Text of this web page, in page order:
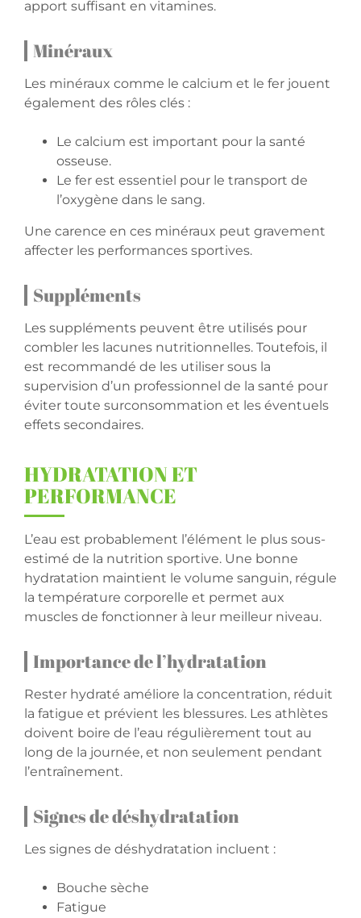
apport suffisant en vitamines.
Minéraux
Les minéraux comme le calcium et le fer jouent
également des rôles clés :
Le calcium est important pour la santé
osseuse.
Le fer est essentiel pour le transport de
l’oxygène dans le sang.
Une carence en ces minéraux peut gravement
affecter les performances sportives.
Suppléments
Les suppléments peuvent être utilisés pour
combler les lacunes nutritionnelles. Toutefois, il
est recommandé de les utiliser sous la
supervision d’un professionnel de la santé pour
éviter toute surconsommation et les éventuels
effets secondaires.
HYDRATATION ET
PERFORMANCE
L’eau est probablement l’élément le plus sous-
estimé de la nutrition sportive. Une bonne
hydratation maintient le volume sanguin, régule
la température corporelle et permet aux
muscles de fonctionner à leur meilleur niveau.
Importance de l’hydratation
Rester hydraté améliore la concentration, réduit
la fatigue et prévient les blessures. Les athlètes
doivent boire de l’eau régulièrement tout au
long de la journée, et non seulement pendant
l’entraînement.
Signes de déshydratation
Les signes de déshydratation incluent :
Bouche sèche
Fatigue